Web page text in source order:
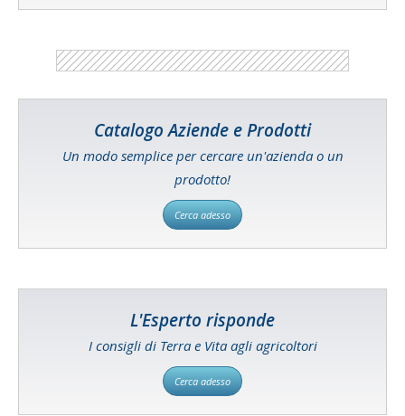
Catalogo Aziende e Prodotti
Un modo semplice per cercare un'azienda o un
prodotto!
Cerca adesso
L'Esperto risponde
I consigli di Terra e Vita agli agricoltori
Cerca adesso